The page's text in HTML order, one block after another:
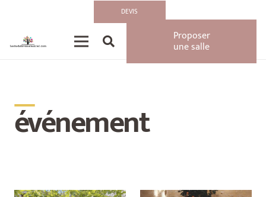
DEVIS
Proposer
une salle
__
événement